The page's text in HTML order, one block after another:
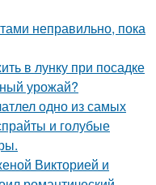
неправильно, пока
в лунку при посадке
урожай?
одно из самых
и голубые
Викторией и